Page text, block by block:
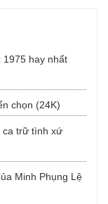
hay nhất
chọn (24K)
ca trữ tình xứ
Minh Phụng Lệ